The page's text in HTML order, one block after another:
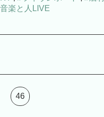
楽と人LIVE
46